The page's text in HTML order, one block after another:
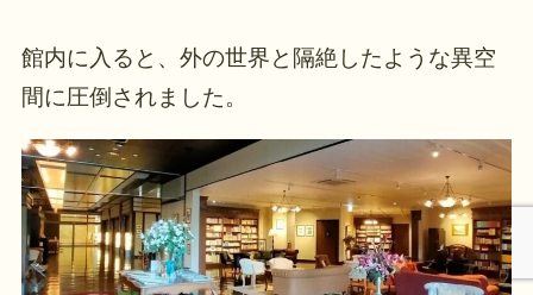
館内に入ると、外の世界と隔絶したような異空
間に圧倒されました。